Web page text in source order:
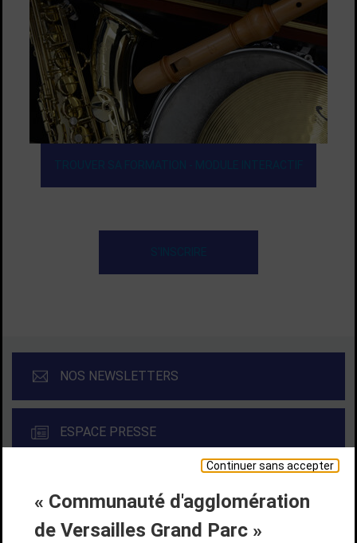
Continuer sans accepter
« Communauté d'agglomération
de Versailles Grand Parc »
NOS NEWSLETTERS
ESPACE PRESSE
Liens bas de page
CONTACT MENTIONS LÉGALES
PLAN DE SITE
ACCESSIBILITÉ NUMÉRIQUE
GESTION DES COOKIES